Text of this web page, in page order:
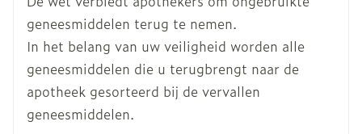
korter dan 8 weken omdat de veiligheid bij een
korter interval niet is onderzocht. Speciale
voorzorgsmaatregelen te nemen door de
persoon die het diergeneesmiddel aan de dieren
toedient: Bewaar het diergeneesmiddel tot
gebruik in de oorspronkelijke verpakking om te
geneesmiddelen terug te nemen.
In het belang van uw veiligheid worden alle
geneesmiddelen die u terugbrengt naar de
apotheek gesorteerd bij de vervallen
geneesmiddelen.